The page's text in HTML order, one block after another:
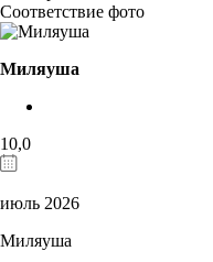
Соответствие фото
Миляуша
10,0
июль 2026
Миляуша